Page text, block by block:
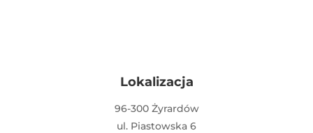
Lokalizacja
96-300 Żyrardów
ul. Piastowska 6